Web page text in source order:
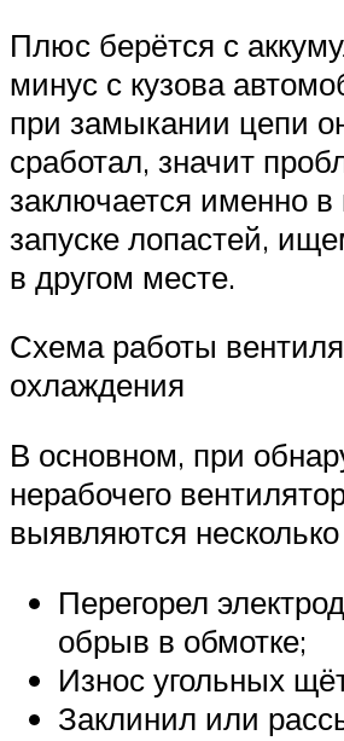
Плюс берётся с
минус с кузова
при замыкании цепи
сработал, значит
заключается именно
запуске лопастей,
в другом месте.
Схема работы
охлаждения
В основном, при
нерабочего
выявляются
Перегорел
обрыв в обмотке;
Износ угольных
Заклинил или